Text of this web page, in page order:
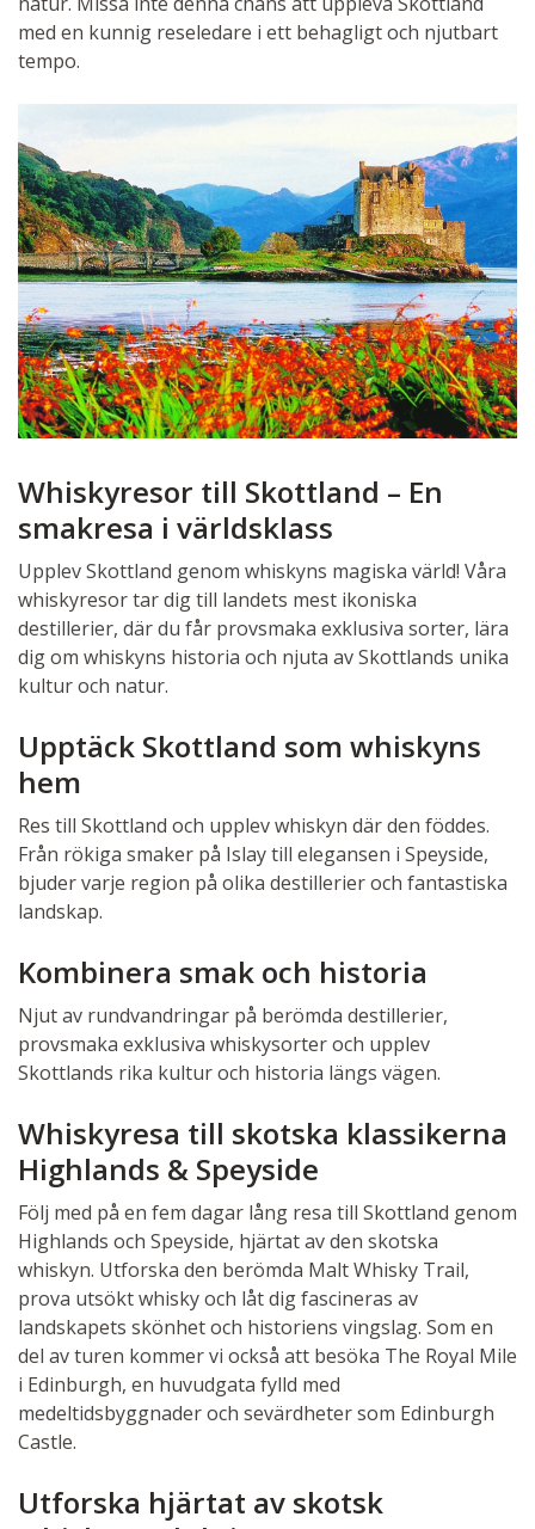
med en kunnig reseledare i ett behagligt och njutbart
tempo.
Whiskyresor till Skottland – En
smakresa i världsklass
Upplev Skottland genom whiskyns magiska värld! Våra
whiskyresor tar dig till landets mest ikoniska
destillerier, där du får provsmaka exklusiva sorter, lära
dig om whiskyns historia och njuta av Skottlands unika
kultur och natur.
Upptäck Skottland som whiskyns
hem
Res till Skottland och upplev whiskyn där den föddes.
Från rökiga smaker på Islay till elegansen i Speyside,
bjuder varje region på olika destillerier och fantastiska
landskap.
Kombinera smak och historia
Njut av rundvandringar på berömda destillerier,
provsmaka exklusiva whiskysorter och upplev
Skottlands rika kultur och historia längs vägen.
Whiskyresa till skotska klassikerna
Highlands & Speyside
Följ med på en fem dagar lång resa till Skottland genom
Highlands och Speyside, hjärtat av den skotska
whiskyn. Utforska den berömda Malt Whisky Trail,
prova utsökt whisky och låt dig fascineras av
landskapets skönhet och historiens vingslag. Som en
del av turen kommer vi också att besöka The Royal Mile
i Edinburgh, en huvudgata fylld med
medeltidsbyggnader och sevärdheter som Edinburgh
Castle.
Utforska hjärtat av skotsk